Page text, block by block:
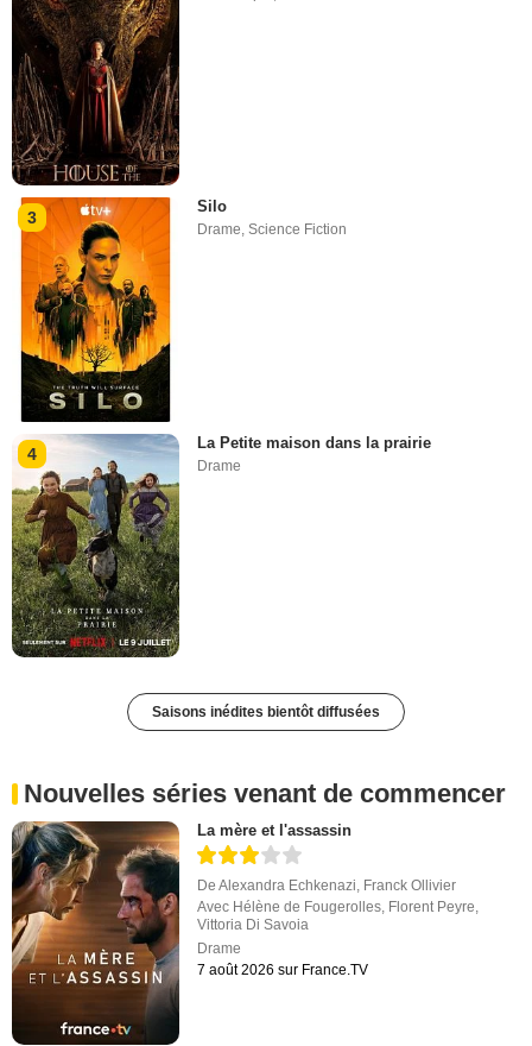
3
Silo
Drame,Science Fiction
4
La Petite maison dans la prairie
Drame
Saisons inédites bientôt diffusées
Nouvelles séries venant de commencer
La mère et l'assassin
DeAlexandra Echkenazi, Franck Ollivier
Avec Hélène de Fougerolles, Florent Peyre,
Vittoria Di Savoia
Drame
7 août 2026 sur France.TV